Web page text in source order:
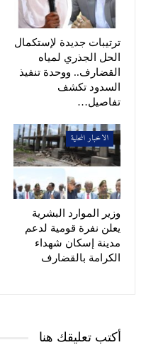
ترتيبات جديدة لإستكمال
الحل الجذري لمياه
القضارف.. ووحدة تنفيذ
السدود تكشف
تفاصيل…
الاخبار المحلية
وزير الموارد البشرية
يعلن نفرة قومية لدعم
مدينة إسكان شهداء
الكرامة بالقضارف
أكتب تعليقك هنا